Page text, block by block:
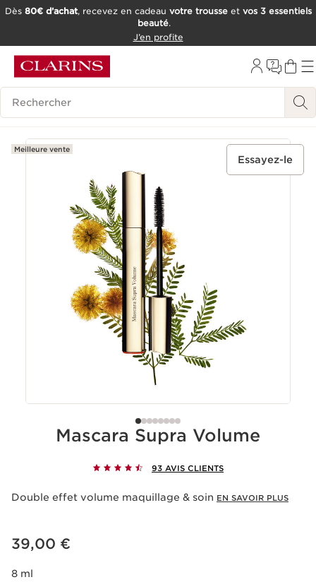
OUTIL D'ACCESSIBILITÉ
Dès 80€ d’achat, recevez en cadeau votre trousseet vos 3 essentiels
beauté.
J’en profite
Historique des recherches
Meilleure vente
Essayez-le
Mascara Supra Volume
93 AVIS CLIENTS
Double effet volume maquillage & soin EN SAVOIR PLUS
Nouveau prix 39,00 €
39,00 €
8 ml